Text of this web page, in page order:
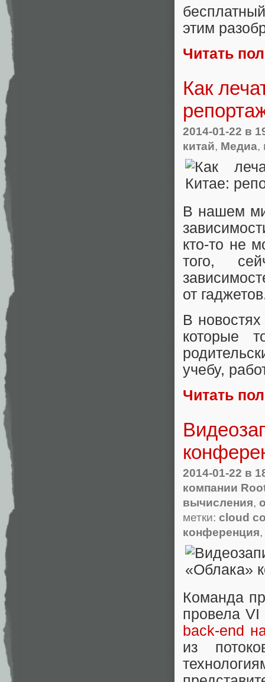
этим
Читать
Как
2014-01-22 в
китай, Медиа,
В нашем
кто-то не
того,
от
В
которые
учебу,
Читать
2014-01-22 в
компании
вычисления,
метки: cloud
конференция,
Команда
провела
back-end
из